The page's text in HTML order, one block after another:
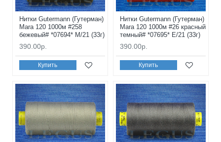
Нитки Gutermann (Гутерман)
Mara 120 1000м #258
бежевый# *07694* M/21 (33г)
390.00р.
Купить
Нитки Gutermann (Гутерман)
Mara 120 1000м #26 красный
темный# *07695* E/21 (33г)
390.00р.
Купить